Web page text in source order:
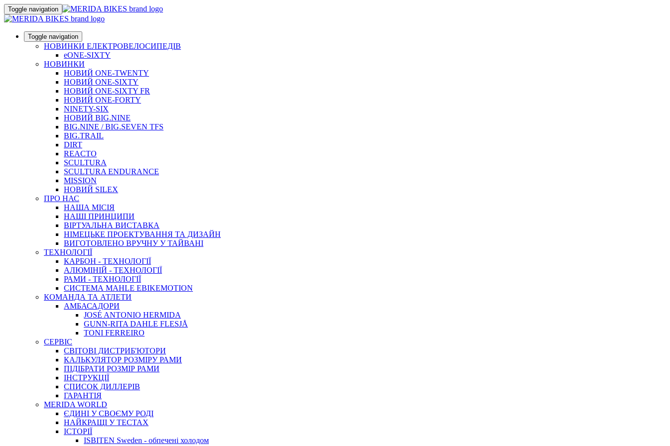
Toggle navigation
Toggle navigation
НОВИНКИ ЕЛЕКТРОВЕЛОСИПЕДІВ
eONE-SIXTY
НОВИНКИ
НОВИЙ ONE-TWENTY
НОВИЙ ONE-SIXTY
НОВИЙ ONE-SIXTY FR
НОВИЙ ONE-FORTY
NINETY-SIX
НОВИЙ BIG.NINE
BIG.NINE / BIG.SEVEN TFS
BIG.TRAIL
DIRT
REACTO
SCULTURA
SCULTURA ENDURANCE
MISSION
НОВИЙ SILEX
ПРО НАС
НАША МICIЯ
НАШI ПРИНЦИПИ
ВIРТУАЛЬНА ВИСТАВКА
НІМЕЦЬКЕ ПРОЕКТУВАННЯ ТА ДИЗАЙН
ВИГОТОВЛЕНО ВРУЧНУ У ТАЙВАНІ
ТЕХНОЛОГІЇ
КАРБОН - ТЕХНОЛОГІЇ
АЛЮМІНІЙ - ТЕХНОЛОГІЇ
РАМИ - ТЕХНОЛОГІЇ
СИСТЕМА MAHLE EBIKEMOTION
КОМАНДА ТА АТЛЕТИ
АМБАСАДОРИ
JOSÉ ANTONIO HERMIDA
GUNN-RITA DAHLE FLESJÅ
TONI FERREIRO
СЕРВІС
СВІТОВІ ДИСТРИБ'ЮТОРИ
КАЛЬКУЛЯТОР РОЗМIРУ РАМИ
ПІДІБРАТИ РОЗМІР РАМИ
IНСТРУКЦIЇ
СПИСОК ДИЛЛЕРІВ
ГАРАНТIЯ
MERIDA WORLD
ЄДИНI У СВОЄМУ РОДI
НАЙКРАЩІ У ТЕСТАХ
ІСТОРІЇ
ISBITEN Sweden - обпечені холодом